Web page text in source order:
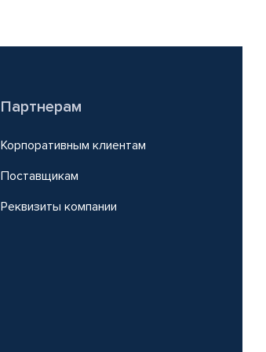
Партнерам
Корпоративным клиентам
Поставщикам
Реквизиты компании